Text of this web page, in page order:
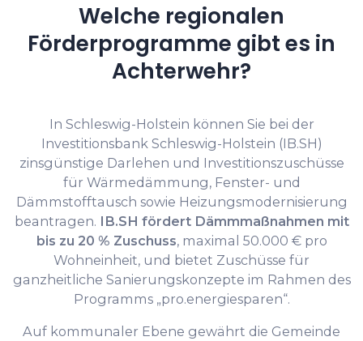
Welche regionalen
Förderprogramme gibt es in
Achterwehr?
In Schleswig-Holstein können Sie bei der
Investitionsbank Schleswig-Holstein (IB.SH)
zinsgünstige Darlehen und Investitionszuschüsse
für Wärmedämmung, Fenster- und
Dämmstofftausch sowie Heizungsmodernisierung
beantragen. IB.SH fördert Dämmmaßnahmen mit
bis zu 20 % Zuschuss, maximal 50.000 € pro
Wohneinheit, und bietet Zuschüsse für
ganzheitliche Sanierungskonzepte im Rahmen des
Programms „pro.energiesparen“.
Auf kommunaler Ebene gewährt die Gemeinde